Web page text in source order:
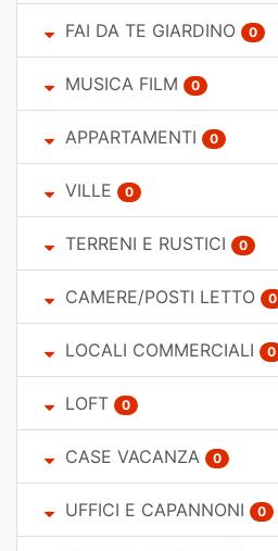
FAI DA TE GIARDINO 0
MUSICA FILM 0
APPARTAMENTI 0
VILLE 0
TERRENI E RUSTICI 0
CAMERE/POSTI LETTO 0
LOCALI COMMERCIALI 0
LOFT 0
CASE VACANZA 0
UFFICI E CAPANNONI 0